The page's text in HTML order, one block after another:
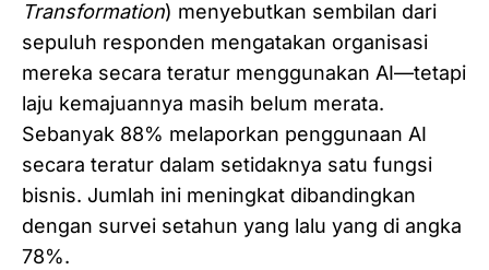
Transformation) menyebutkan sembilan dari
sepuluh responden mengatakan organisasi
mereka secara teratur menggunakan AI—tetapi
laju kemajuannya masih belum merata.
Sebanyak 88% melaporkan penggunaan AI
secara teratur dalam setidaknya satu fungsi
bisnis. Jumlah ini meningkat dibandingkan
dengan survei setahun yang lalu yang di angka
78%.